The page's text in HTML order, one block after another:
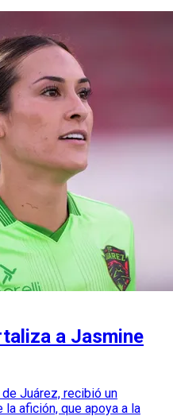
a Jasmine
Juárez, recibió un
afición, que apoya a la